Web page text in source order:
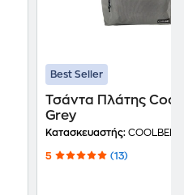
Best Seller
Τσάντα Πλάτης
Grey
Κατασκευαστής: COOLBEE
5 (13)